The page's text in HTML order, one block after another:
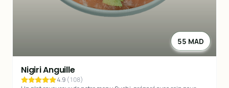
55 MAD
Nigiri Anguille
4.9 (108)